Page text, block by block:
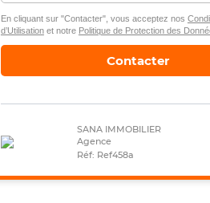
En cliquant sur "Contacter", vous acceptez nos
d’Utilisationet notre Politique de Protection des
Contacter
SANA IMMOBILIER
Agence
Réf: Ref458a